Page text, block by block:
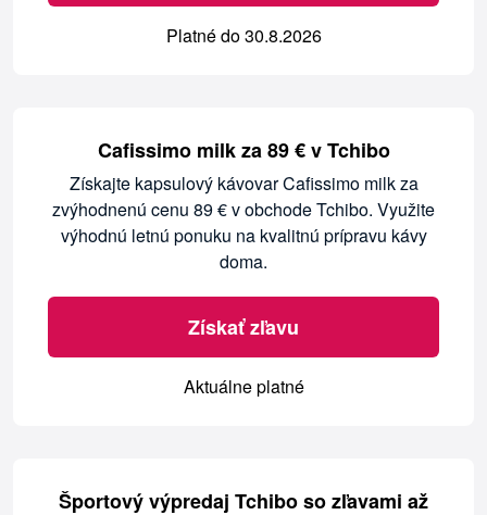
Platné do 30.8.2026
Cafissimo milk za 89 € v Tchibo
Získajte kapsulový kávovar Cafissimo milk za
zvýhodnenú cenu 89 € v obchode Tchibo. Využite
výhodnú letnú ponuku na kvalitnú prípravu kávy
doma.
Získať zľavu
Aktuálne platné
Športový výpredaj Tchibo so zľavami až